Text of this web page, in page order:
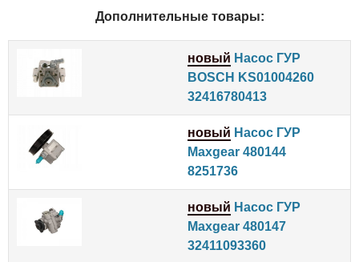
Дополнительные товары:
новый Насос ГУР
BOSCH KS01004260
32416780413
новый Насос ГУР
Maxgear 480144
8251736
новый Насос ГУР
Maxgear 480147
32411093360